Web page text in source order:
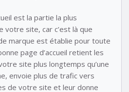
est la partie la plus
votre site, car c’est là que
marque est établie pour toute
page d’accueil retient les
site plus longtemps qu’une
envoie plus de trafic vers
de votre site et leur donne